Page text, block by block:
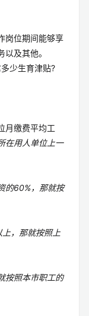
岗位期间能够享
及其他。
少生育津贴?
月缴费平均工
在用人单位上一
的60%，那就按
，那就按照上
按照本市职工的